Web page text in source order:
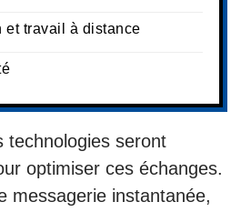
et travail à distance
technologies seront
optimiser ces échanges.
messagerie instantanée,